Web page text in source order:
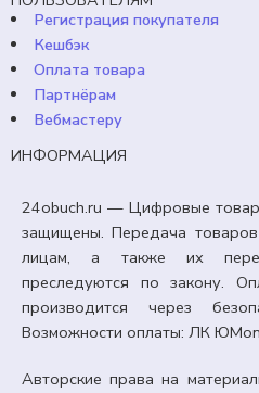
В
Регистрация покупателя
Кешбэк
Оплата товара
Партнёрам
Вебмастеру
ИНФОРМАЦИЯ
24obuch.ru — Цифровые
защищены. Передача
лицам, а также их
преследуются по закону.
производится через
Возможности оплаты: ЛК
Авторские права на